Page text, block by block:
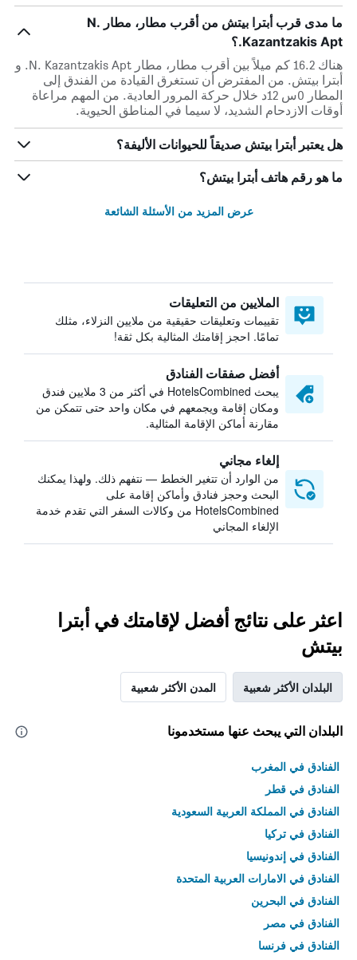
ما مدى قرب أبترا بيتش من أقرب مطار، مطار N.
Kazantzakis Apt.؟
هناك 16.2 كم ميلاً بين أقرب مطار، مطار N. Kazantzakis Apt. و
أبترا بيتش. من المفترض أن تستغرق القيادة من الفندق إلى
المطار 0س 12د خلال حركة المرور العادية. من المهم مراعاة
أوقات الازدحام الشديد، لا سيما في المناطق الحيوية.
هل يعتبر أبترا بيتش صديقاً للحيوانات الأليفة؟
ما هو رقم هاتف أبترا بيتش؟
عرض المزيد من الأسئلة الشائعة
الملايين من التعليقات
تقييمات وتعليقات حقيقية من ملايين النزلاء، مثلك
تمامًا. احجز إقامتك المثالية بكل ثقة!
أفضل صفقات الفنادق
يبحث HotelsCombined في أكثر من 3 ملايين فندق
ومكان إقامة ويجمعهم في مكان واحد حتى تتمكن من
مقارنة أماكن الإقامة المثالية.
إلغاء مجاني
من الوارد أن تتغير الخطط — نتفهم ذلك. ولهذا يمكنك
البحث وحجز فنادق وأماكن إقامة على
HotelsCombined من وكالات السفر التي تقدم خدمة
الإلغاء المجاني
اعثر على نتائج أفضل لإقامتك في أبترا
بيتش
البلدان الأكثر شعبية المدن الأكثر شعبية
البلدان التي يبحث عنها مستخدمونا
الفنادق في المغرب
الفنادق في قطر
الفنادق في المملكة العربية السعودية
الفنادق في تركيا
الفنادق في إندونيسيا
الفنادق في الامارات العربية المتحدة
الفنادق في البحرين
الفنادق في مصر
الفنادق في فرنسا